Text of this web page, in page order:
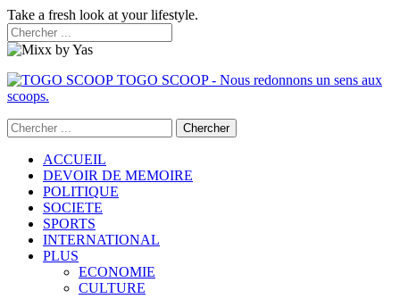
Take a fresh look at your lifestyle.
TOGO SCOOP - Nous redonnons un sens aux
scoops.
ACCUEIL
DEVOIR DE MEMOIRE
POLITIQUE
SOCIETE
SPORTS
INTERNATIONAL
PLUS
ECONOMIE
CULTURE